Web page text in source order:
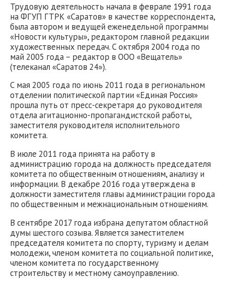
Трудовую деятельность начала в феврале 1991 года
на ФГУП ГТРК «Саратов» в качестве корреспондента,
была автором и ведущей еженедельной программы
«Новости культуры», редактором главной редакции
художественных передач. С октября 2004 года по
май 2005 года – редактор в ООО «Вещатель»
(телеканал «Саратов 24»).
С мая 2005 года по июнь 2011 года в региональном
отделении политической партии «Единая Россия»
прошла путь от пресс-секретаря до руководителя
отдела агитационно-пропагандистской работы,
заместителя руководителя исполнительного
комитета.
В июле 2011 года принята на работу в
администрацию города на должность председателя
комитета по общественным отношениям, анализу и
информации. В декабре 2016 года утверждена в
должности заместителя главы администрации города
по общественным и межнациональным отношениям.
В сентябре 2017 года избрана депутатом областной
думы шестого созыва. Является заместителем
председателя комитета по спорту, туризму и делам
молодежи, членом комитета по социальной политике,
членом комитета по государственному
строительству и местному самоуправлению.